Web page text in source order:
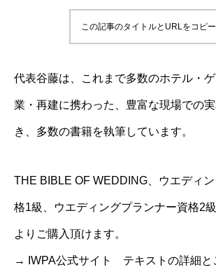
この記事のタイトルとURLをコピ
代表谷藤は、これまで多数のホテル・
業・再建に携わった、豊富な現場での
き、多数の書籍を執筆しています。
THE BIBLE OF WEDDING、ウエディ
格1級、ウエディングプランナー資格2
よりご購入頂けます。
→ IWPA公式サイト テキストの詳細と